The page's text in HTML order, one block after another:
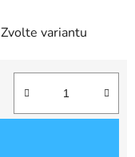
Zvolte variantu